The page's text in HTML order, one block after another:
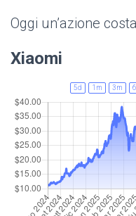
Oggi un’azione
Xiaomi
5d 1m 3m